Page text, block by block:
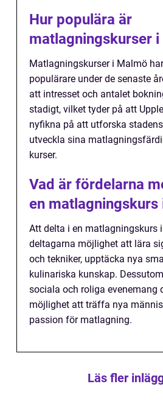
Hur populära är
matlagningskurser i
Matlagningskurser i Malmö
populärare under de senaste
att intresset och antalet
stadigt, vilket tyder på att
nyfikna på att utforska
utveckla sina
kurser.
Vad är fördelarna
en matlagningskurs
Att delta i en matlagningskurs
deltagarna möjlighet att lära
och tekniker, upptäcka nya
kulinariska kunskap.
sociala och roliga evenemang
möjlighet att träffa nya
passion för matlagning.
Läs fler